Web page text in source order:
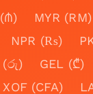
MYR (RM)
NPR (₨)
(රු) GEL (₾)
XOF (CFA)